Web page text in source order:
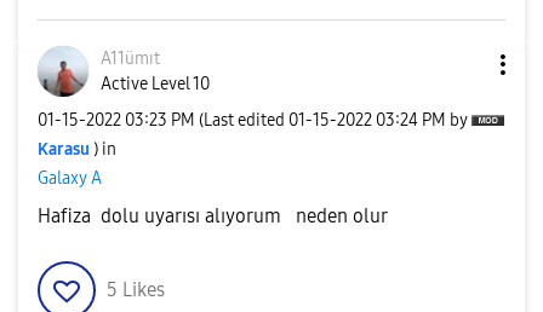
A11ümıt
Active Level 10
‎01-15-2022 03:23 PM (Last edited ‎01-15-2022 03:24 PM by
Karasu ) in
Galaxy A
Hafiza dolu uyarısı alıyorum neden olur
5 Likes